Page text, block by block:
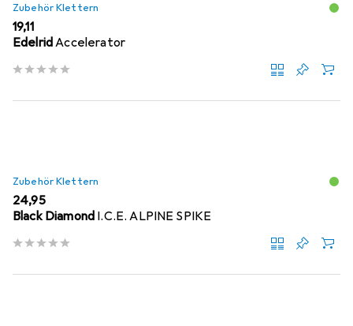
Zubehör Klettern
EUR
19,11
EdelridAccelerator
Zubehör Klettern
EUR
24,95
Black Diamond I.C.E. ALPINE SPIKE